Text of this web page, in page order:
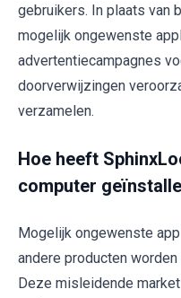
gebruikers. In plaats van
mogelijk ongewenste
advertentiecampagnes
doorverwijzingen
verzamelen.
Hoe heeft
computer
Mogelijk ongewenste
andere producten
Deze misleidende